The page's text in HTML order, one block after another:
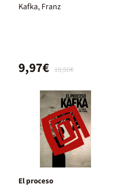
Kafka, Franz
10,50€
9,97€
El proceso